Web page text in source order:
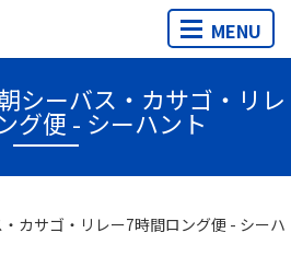
MENU
シーバス・カサゴ・リレ
グ便 - シーハント
カサゴ・リレー7時間ロング便 - シーハ